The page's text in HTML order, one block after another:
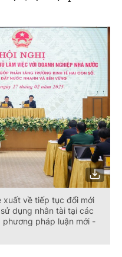
về tiếp tục đổi mới
dụng nhân tài tại các
pháp luận mới -